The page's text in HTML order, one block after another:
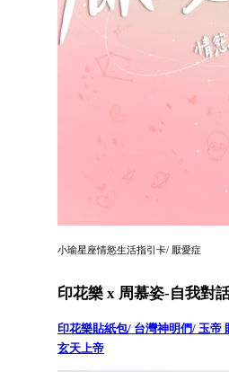
小瑜星座情慾生活指引卡/ 厭愛症
印花樂 x 周慕姿-自我對
印花樂貼紙包/ 台灣神明們/ 玉帝
玄天上帝